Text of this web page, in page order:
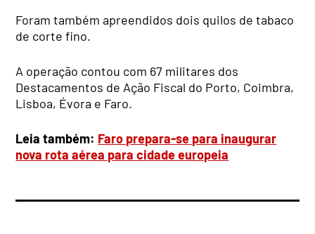
Foram também apreendidos dois quilos de tabaco
de corte fino.
A operação contou com 67 militares dos
Destacamentos de Ação Fiscal do Porto, Coimbra,
Lisboa, Évora e Faro.
Leia também: Faro prepara-se para inaugurar
nova rota aérea para cidade europeia